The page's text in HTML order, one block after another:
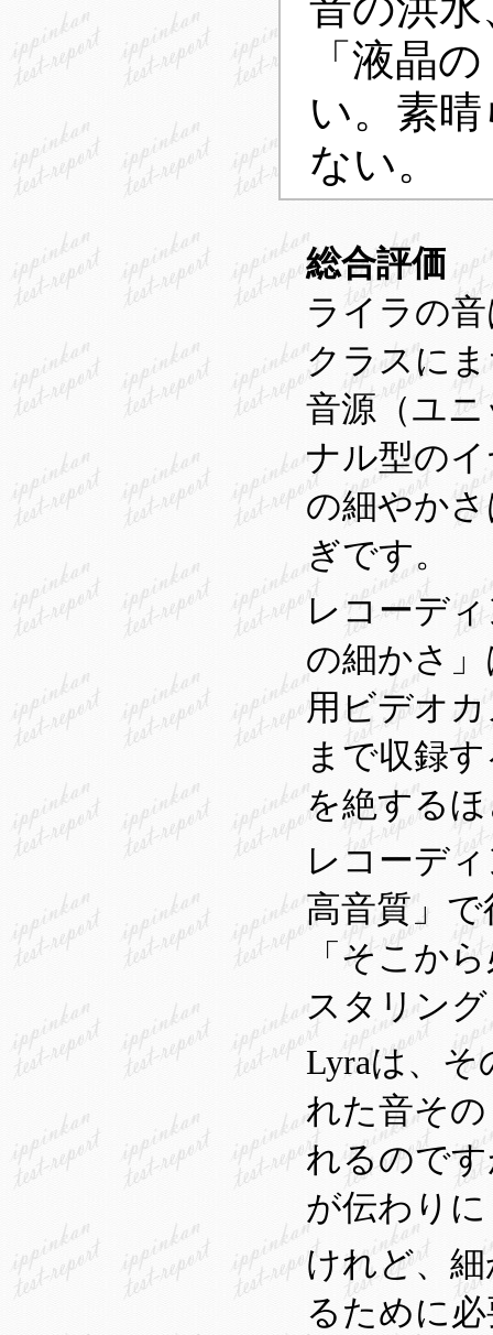
「液晶
い。素
ない。
総合評価
ライラの
クラスに
音源（ユ
ナル型の
の細やか
ぎです。
レコーデ
の細かさ
用ビデオ
まで収録
を絶する
レコーデ
高音質」
「そこか
スタリン
Lyraは、
れた音そ
れるので
が伝わり
けれど、
るために